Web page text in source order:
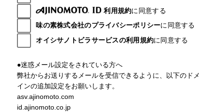
利用規約に同意する
味の素株式会社のプライバシーポリシーに同意する
オイシサノトビラサービスの利用規約に同意する
●迷惑メール設定をされている方へ
弊社からお送りするメールを受信できるように、以下のドメ
インの追加設定をお願いします。
asv.ajinomoto.com
id.ajinomoto.co.jp